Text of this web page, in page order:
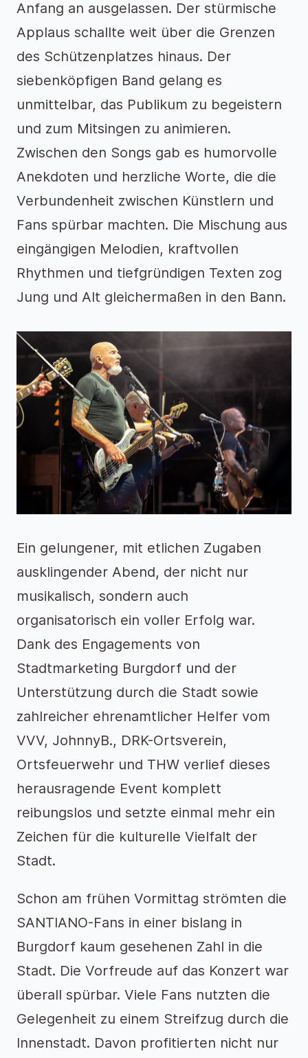
Anfang an ausgelassen. Der stürmische
Applaus schallte weit über die Grenzen
des Schützenplatzes hinaus. Der
siebenköpfigen Band gelang es
unmittelbar, das Publikum zu begeistern
und zum Mitsingen zu animieren.
Zwischen den Songs gab es humorvolle
Anekdoten und herzliche Worte, die die
Verbundenheit zwischen Künstlern und
Fans spürbar machten. Die Mischung aus
eingängigen Melodien, kraftvollen
Rhythmen und tiefgründigen Texten zog
Jung und Alt gleichermaßen in den Bann.
Ein gelungener, mit etlichen Zugaben
ausklingender Abend, der nicht nur
musikalisch, sondern auch
organisatorisch ein voller Erfolg war.
Dank des Engagements von
Stadtmarketing Burgdorf und der
Unterstützung durch die Stadt sowie
zahlreicher ehrenamtlicher Helfer vom
VVV, JohnnyB., DRK-Ortsverein,
Ortsfeuerwehr und THW verlief dieses
herausragende Event komplett
reibungslos und setzte einmal mehr ein
Zeichen für die kulturelle Vielfalt der
Stadt.
Schon am frühen Vormittag strömten die
SANTIANO-Fans in einer bislang in
Burgdorf kaum gesehenen Zahl in die
Stadt. Die Vorfreude auf das Konzert war
überall spürbar. Viele Fans nutzten die
Gelegenheit zu einem Streifzug durch die
Innenstadt. Davon profitierten nicht nur